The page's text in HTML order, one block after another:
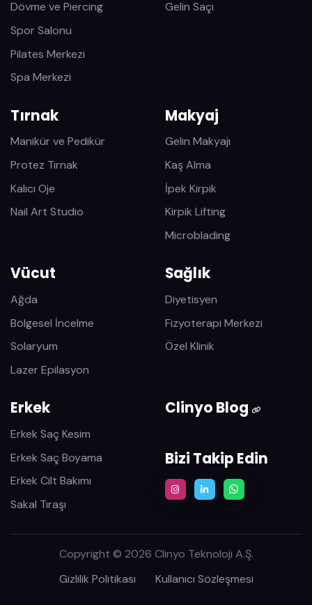
Dövme ve Piercing
Spor Salonu
Pilates Merkezi
Spa Merkezi
Gelin Saçı
Tırnak
Manikür ve Pedikür
Protez Tırnak
Kalıcı Oje
Nail Art Studio
Makyaj
Gelin Makyajı
Kaş Alma
İpek Kirpik
Kirpik Lifting
Microblading
Vücut
Ağda
Bölgesel İncelme
Solaryum
Lazer Epilasyon
Sağlık
Diyetisyen
Fizyoterapi Merkezi
Özel Klinik
Erkek
Erkek Saç Kesim
Erkek Saç Boyama
Erkek Cilt Bakımı
Sakal Tıraşı
Clinyo Blog
Bizi Takip Edin
Copyright © 2026 Clinyo Teknoloji A.Ş.
Gizlilik Politikası
Kullanıcı Sözleşmesi